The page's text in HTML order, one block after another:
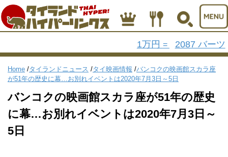
1万円 = 2087 バーツ
Home /タイランドニュース /タイ映画情報 /バンコクの映画館スカラ座
が51年の歴史に幕…お別れイベントは2020年7月3日～5日
バンコクの映画館スカラ座が51年の歴史
に幕…お別れイベントは2020年7月3日～
5日